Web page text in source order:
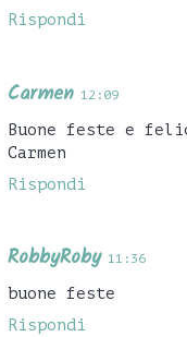
Rispondi
Carmen 12:09
Buone feste e
Carmen
Rispondi
RobbyRoby 11:36
buone feste
Rispondi